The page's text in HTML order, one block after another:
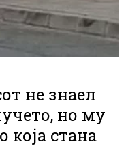
не знаел
но му
која стана